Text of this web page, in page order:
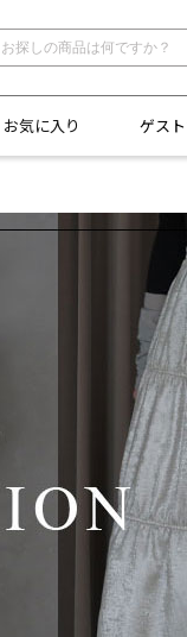
お気に入り ゲス